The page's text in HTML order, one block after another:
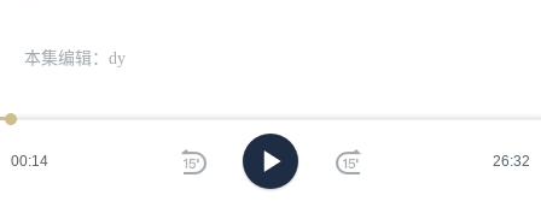
00:15 26:32
本集编辑：dy
精选评论 共 6 条